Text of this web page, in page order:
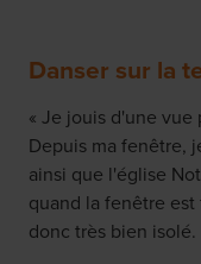
Danser sur la
« Je jouis d'une
Depuis ma fenêtre,
ainsi que l'église
quand la fenêtre
donc très bien isolé.